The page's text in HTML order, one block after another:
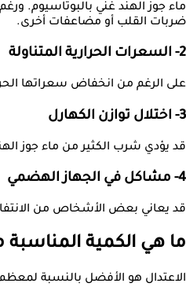
ماء جوز الهند غني بالبوتاسيوم.
ضربات القلب أو مضاعفات أخرى.
2- السعرات الحرارية المتناولة
على الرغم من انخفاض سعراتها
3- اختلال توازن الكهارل
قد يؤدي شرب الكثير من ماء جوز
4- مشاكل في الجهاز الهضمي
قد يعاني بعض الأشخاص من
ما هي الكمية المناسبة
الاعتدال هو الأفضل بالنسبة لمعظم الاشخاص،